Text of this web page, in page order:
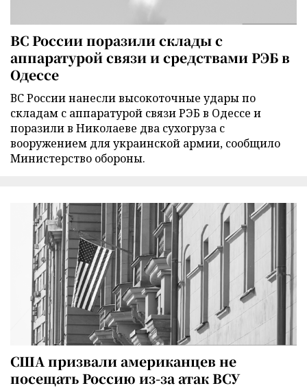
ВС России поразили склады с
аппаратурой связи и средствами РЭБ в
Одессе
ВС России нанесли высокоточные удары по
складам с аппаратурой связи РЭБ в Одессе и
поразили в Николаеве два сухогруза с
вооружением для украинской армии, сообщило
Министерство обороны.
США призвали американцев не
посещать Россию из-за атак ВСУ